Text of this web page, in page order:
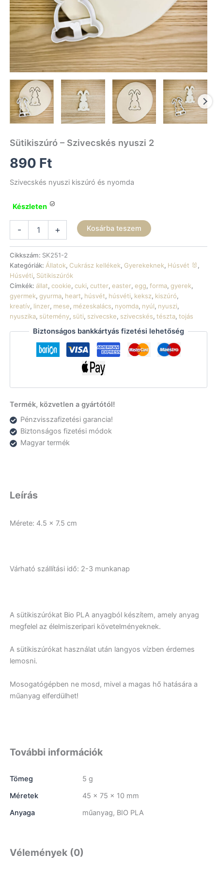
Sütikiszúró – Szivecskés nyuszi 2
890 Ft
Szivecskés nyuszi kiszúró és nyomda
Készleten
-
nyuszi
2
mennyiség
+ Kosárba teszem
Cikkszám: SK251-2
Kategóriák: Állatok, Cukrász kellékek, Gyerekeknek, Húsvét 🐰 ,
Húsvéti, Sütikiszúrók
Címkék: állat, cookie, cuki, cutter, easter, egg, forma, gyerek,
gyermek, gyurma, heart, húsvét, húsvéti, keksz, kiszúró,
kreatív, linzer, mese, mézeskalács, nyomda, nyúl, nyuszi,
nyuszika, sütemény, süti, szivecske, szivecskés, tészta, tojás
Biztonságos bankkártyás fizetési lehetőség
Termék, közvetlen a gyártótól!
Pénzvisszafizetési garancia!
Biztonságos fizetési módok
Magyar termék
Leírás
Mérete: 4.5 x 7.5 cm
Várható szállítási idő: 2-3 munkanap
A sütikiszúrókat Bio PLA anyagból készítem, amely anyag
megfelel az élelmiszeripari követelményeknek.
A sütikiszúrókat használat után langyos vízben érdemes
lemosni.
Mosogatógépben ne mosd, mivel a magas hő hatására a
műanyag elferdülhet!
További információk
Tömeg
5 g
Méretek
45 × 75 × 10 mm
Anyaga
műanyag, BIO PLA
Vélemények (0)